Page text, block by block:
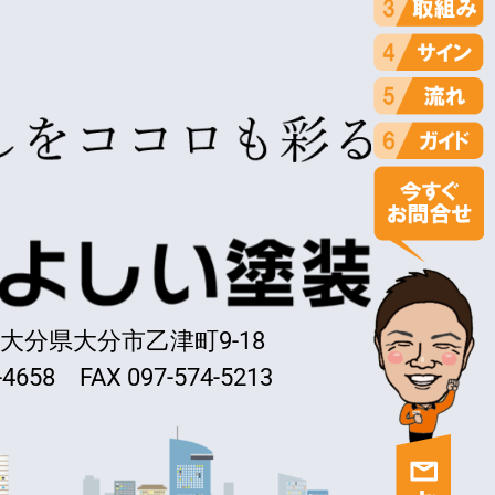
分県大分市乙津町9-18
4658 FAX 097-574-5213